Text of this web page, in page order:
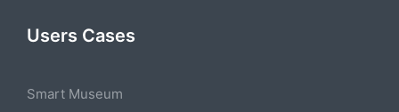
Users Cases
Smart Museum